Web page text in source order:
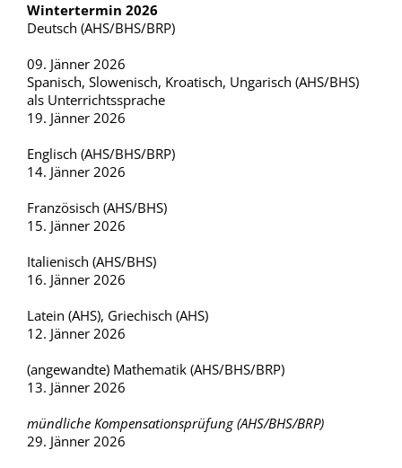
Wintertermin 2026
Deutsch (AHS/BHS/BRP)
09. Jänner 2026
Spanisch, Slowenisch, Kroatisch, Ungarisch (AHS/BHS)
als Unterrichtssprache
19. Jänner 2026
Englisch (AHS/BHS/BRP)
14. Jänner 2026
Französisch (AHS/BHS)
15. Jänner 2026
Italienisch (AHS/BHS)
16. Jänner 2026
Latein (AHS), Griechisch (AHS)
12. Jänner 2026
(angewandte) Mathematik (AHS/BHS/BRP)
13. Jänner 2026
mündliche Kompensationsprüfung (AHS/BHS/BRP)
29. Jänner 2026